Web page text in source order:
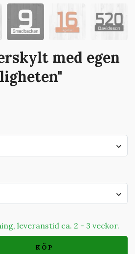
med egen
leveranstid ca. 2 - 3 veckor.
KÖP